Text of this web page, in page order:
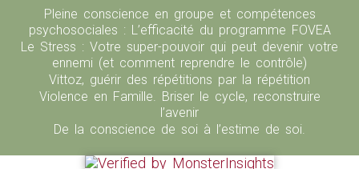
Pleine conscience en groupe et compétences
psychosociales : L’efficacité du programme FOVEA
Le Stress : Votre super-pouvoir qui peut devenir votre
ennemi (et comment reprendre le contrôle)
Vittoz, guérir des répétitions par la répétition
Violence en Famille. Briser le cycle, reconstruire
l’avenir
De la conscience de soi à l’estime de soi.